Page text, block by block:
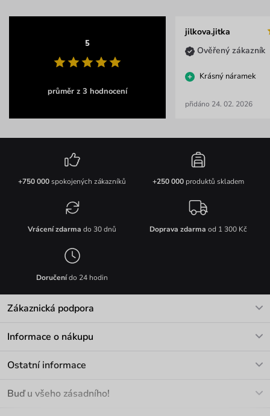
5
průměr z 3 hodnocení
jilkova.jitka
Ověřený zákazník
Krásný náramek
přidáno 24. 02. 2026
+750 000spokojených zákazníků +250 000produktů skladem
Vrácení zdarma do 30 dnů Doprava zdarma od 1 300 Kč
Doručenído 24 hodin
Zákaznická podpora
Informace o nákupu
Materiály a údržba
Ostatní informace
Buď u všeho zásadního!